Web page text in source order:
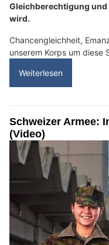
Gleichberechtigung
wird.
Chancengleichheit,
unserem Korps um diese
Weiterlesen
Schweizer Armee:
(Video)